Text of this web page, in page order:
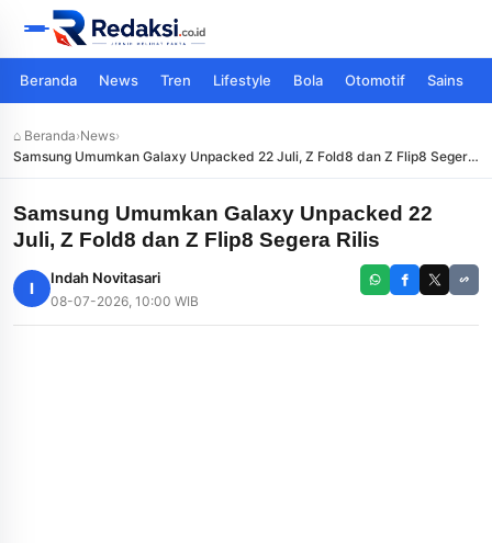
Beranda News Tren Lifestyle Bola Otomotif Sains
⌂ Beranda›News›
Samsung Umumkan Galaxy Unpacked 22 Juli, Z Fold8 dan Z Flip8 Segera
Rilis
Samsung Umumkan Galaxy Unpacked 22
Juli, Z Fold8 dan Z Flip8 Segera Rilis
I
Indah Novitasari
08-07-2026, 10:00 WIB